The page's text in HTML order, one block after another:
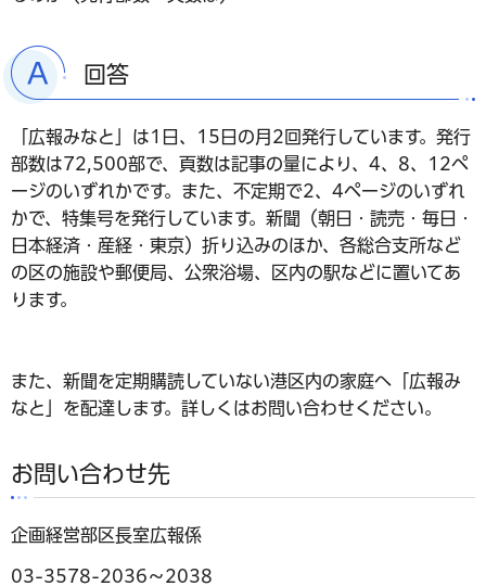
回答
「広報みなと」は1日、15日の月2回発行しています。発行
部数は72,500部で、頁数は記事の量により、4、8、12ペ
ージのいずれかです。また、不定期で2、4ページのいずれ
かで、特集号を発行しています。新聞（朝日・読売・毎日・
日本経済・産経・東京）折り込みのほか、各総合支所など
の区の施設や郵便局、公衆浴場、区内の駅などに置いてあ
ります。
また、新聞を定期購読していない港区内の家庭へ「広報み
なと」を配達します。詳しくはお問い合わせください。
お問い合わせ先
企画経営部区長室広報係
03-3578-2036～2038